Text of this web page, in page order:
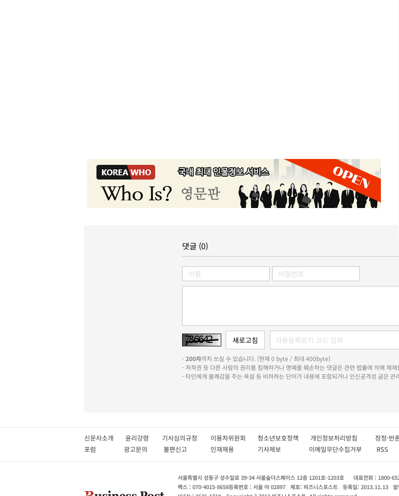
댓글 (0)
-200자까지 쓰실 수 있습니다. (현재 0 byte / 최대 400byte)
- 저작권 등 다른 사람의 권리를 침해하거나 명예를 훼손하는 댓글은 관련 법률에 의해 제재
- 타인에게 불쾌감을 주는 욕설 등 비하하는 단어가 내용에 포함되거나 인신공격성 글은 관
신문사소개 윤리강령 기사심의규정 이용자위원회 청소년보호정책 개인정보처리방침 정정·반
포럼
광고문의 불편신고 인재채용 기사제보 이메일무단수집거부 RSS
서울특별시 성동구 성수일로 39-34 서울숲더스페이스 12층 1201호-1203호 대표전화 : 1800-
팩스 : 070-4015-8658등록번호 : 서울 아 02897 제호: 비즈니스포스트 등록일: 2013.11.13